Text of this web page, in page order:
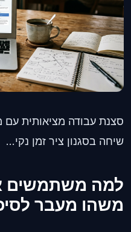
סצנת עבודה מציאותית עם
שיחה בסגנון ציר זמן נקי...
למה משתמשים
משהו מעבר